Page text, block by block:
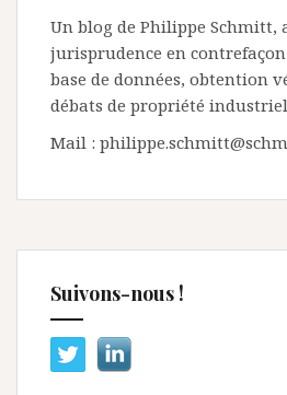
Un blog de Philippe Schmitt,
jurisprudence en contrefaçon
base de données, obtention
débats de propriété
Mail :
Suivons-nous !